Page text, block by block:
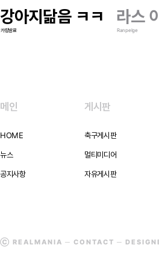
강아지닮음 ㅋㅋ
카림발료
라스
Ranpelge
메인
HOME
뉴스
공지사항
게시판
축구게시판
멀티미디어
자유게시판
Ⓒ REALMANIA ─ CONTACT ─